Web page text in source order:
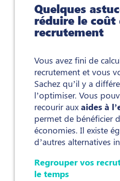
Quelques
réduire le coût
recrutement
Vous avez fini de
recrutement et vous
Sachez qu’il y a
l’optimiser. Vous
recourir aux aides à
permet de bénéficier
économies. Il existe
d’autres alternatives
Regrouper vos
le temps